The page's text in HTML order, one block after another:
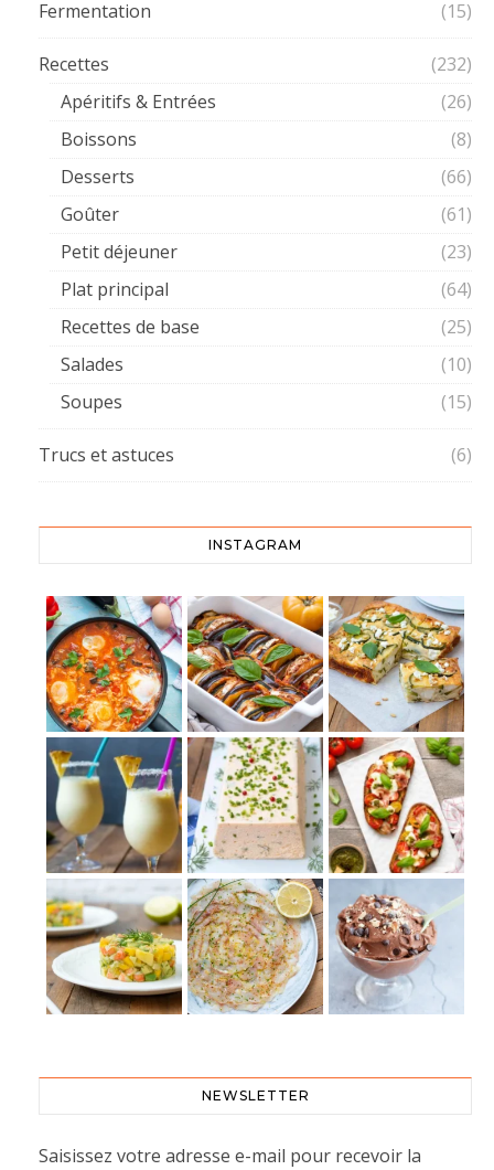
Fermentation (15)
Recettes
(232)
Apéritifs & Entrées
(26)
Boissons
(8)
Desserts
(66)
Goûter
(61)
Petit déjeuner
(23)
Plat principal
(64)
Recettes de base
(25)
Salades
(10)
Soupes
(15)
Trucs et astuces (6)
INSTAGRAM
NEWSLETTER
Saisissez votre adresse e-mail pour recevoir la